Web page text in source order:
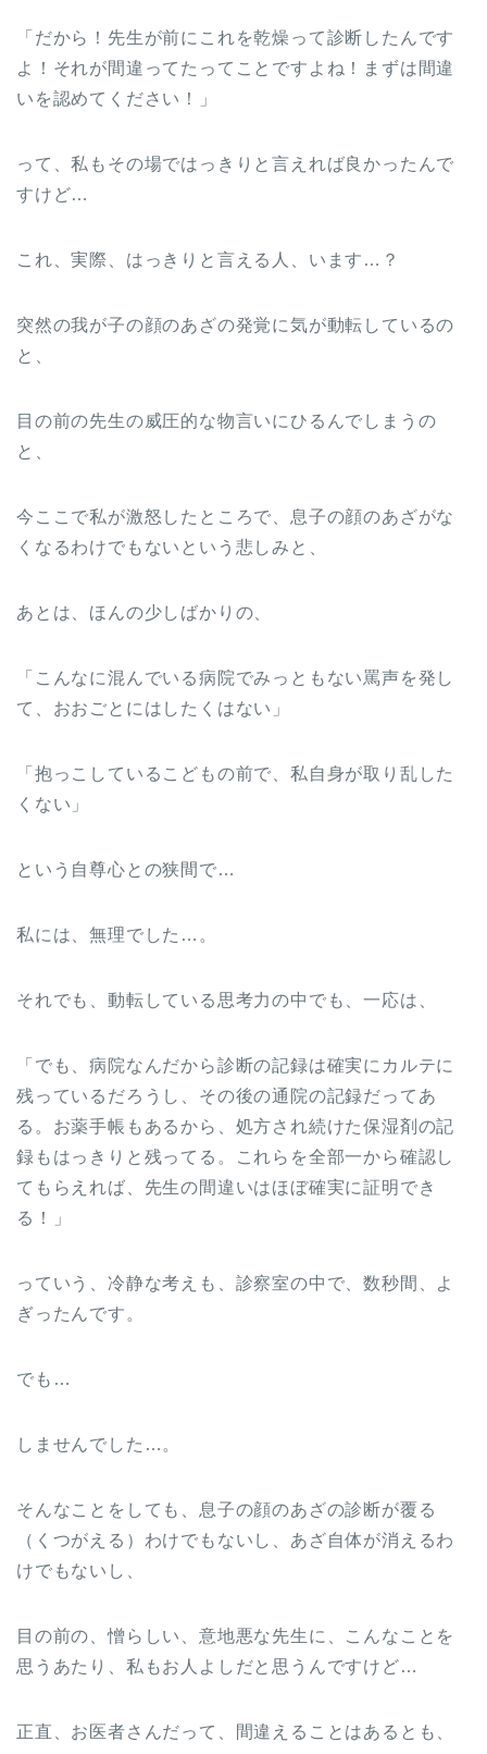
「だから！先生が前にこれを乾燥って診断したんです
よ！それが間違ってたってことですよね！まずは間違
いを認めてください！」
って、私もその場ではっきりと言えれば良かったんで
すけど…
これ、実際、はっきりと言える人、います…？
突然の我が子の顔のあざの発覚に気が動転しているの
と、
目の前の先生の威圧的な物言いにひるんでしまうの
と、
今ここで私が激怒したところで、息子の顔のあざがな
くなるわけでもないという悲しみと、
あとは、ほんの少しばかりの、
「こんなに混んでいる病院でみっともない罵声を発し
て、おおごとにはしたくはない」
「抱っこしているこどもの前で、私自身が取り乱した
くない」
という自尊心との狭間で…
私には、無理でした…。
それでも、動転している思考力の中でも、一応は、
「でも、病院なんだから診断の記録は確実にカルテに
残っているだろうし、その後の通院の記録だってあ
る。お薬手帳もあるから、処方され続けた保湿剤の記
録もはっきりと残ってる。これらを全部一から確認し
てもらえれば、先生の間違いはほぼ確実に証明でき
る！」
っていう、冷静な考えも、診察室の中で、数秒間、よ
ぎったんです。
でも…
しませんでした…。
そんなことをしても、息子の顔のあざの診断が覆る
（くつがえる）わけでもないし、あざ自体が消えるわ
けでもないし、
目の前の、憎らしい、意地悪な先生に、こんなことを
思うあたり、私もお人よしだと思うんですけど…
正直、お医者さんだって、間違えることはあるとも、